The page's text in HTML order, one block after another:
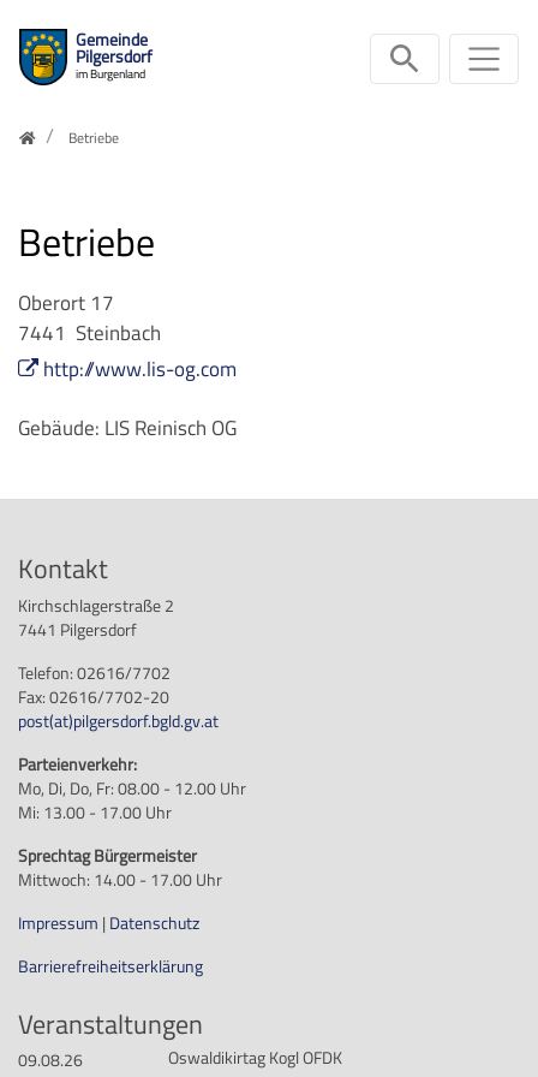
Zum Inhalt springen
Gemeinde
Pilgersdorf
im Burgenland
Suche
HomeBetriebe
Betriebe
Oberort 17
7441 Steinbach
http://www.lis-og.com
Gebäude: LIS Reinisch OG
Kontakt
Kirchschlagerstraße 2
7441 Pilgersdorf
Telefon: 02616/7702
Fax: 02616/7702-20
post(at)pilgersdorf.bgld.gv.at
Parteienverkehr:
Mo, Di, Do, Fr: 08.00 - 12.00 Uhr
Mi: 13.00 - 17.00 Uhr
Sprechtag Bürgermeister
Mittwoch: 14.00 - 17.00 Uhr
Impressum | Datenschutz
Barrierefreiheitserklärung
Veranstaltungen
09.08.26 Oswaldikirtag Kogl OFDK